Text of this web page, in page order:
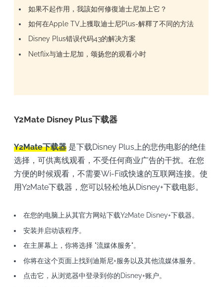
如果不起作用，我該如何修復迪士尼加上它？
如何在Apple TV上獲取迪士尼Plus-解釋了不同的方法
Disney Plus错误代码43的解决方案
Netflix与迪士尼加，颂扬您的观看小时
Y2Mate Disney Plus下载器
Y2Mate下载器是下载Disney Plus上的悲伤电影的绝佳
选择，可供离线观看，不受任何商业广告的干扰。在您
方便的时候观看，不需要Wi-Fi或快速的互联网连接。使
用Y2Mate下载器，您可以轻松地从Disney+下载电影。
在您的电脑上从其官方网站下载Y2Mate Disney+下载器。
安装并启动该程序。
在主屏幕上，你将选择 "流媒体服务"。
你将在这个页面上找到迪斯尼+服务以及其他流媒体服务。
点击它，从浏览器中登录到你的Disney+账户。